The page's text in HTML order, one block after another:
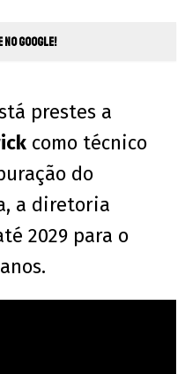
no Google!
prestes a
como técnico
do
a diretoria
2029 para o